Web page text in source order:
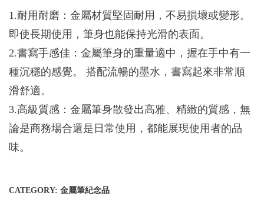
1.耐用耐磨：金屬材質堅固耐用，不易損壞或變形。
即使長期使用，筆身也能保持光滑的表面。
2.書寫手感佳：金屬筆身的重量適中，握在手中有一
種沉穩的感覺。 搭配流暢的墨水，書寫起來非常順
滑舒適。
3.高級質感：金屬筆身散發出高雅、精緻的質感，無
論是商務場合還是日常使用，都能展現使用者的品
味。
CATEGORY: 金屬筆紀念品